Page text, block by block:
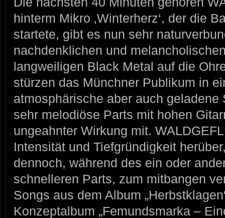
hinterm Mikro ‚Winterherz‘, der die
startete, gibt es nun sehr
nachdenklichen und
langweiligen Black Metal auf die
stürzen das Münchner Publikum in
atmosphärische aber auch geladene
sehr melodiöse Parts mit hohen
ungeahnter Wirkung mit.
Intensität und Tiefgründigkeit
dennoch, während des ein oder
schnelleren Parts, zum mitbangen
Songs aus dem Album
Konzeptalbum „Femundsmarka –